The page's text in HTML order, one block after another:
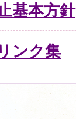
基本方針
ンク集